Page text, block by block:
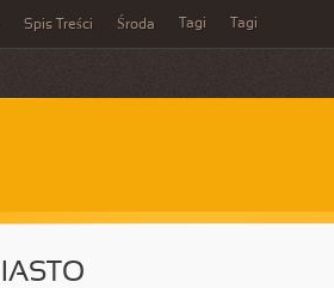
Spis Treści Środa Tagi Tagi